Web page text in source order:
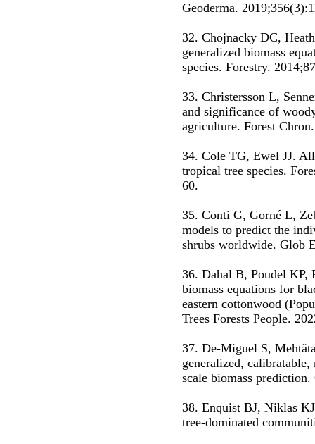
Geoderma.
32. Chojnacky DC,
generalized biomass
species. Forestry.
33. Christersson L,
and significance of
agriculture. Forest
34. Cole TG, Ewel JJ.
tropical tree species.
60.
35. Conti G, Gorné L,
models to predict the
shrubs worldwide. Glob
36. Dahal B, Poudel KP,
biomass equations for
eastern cottonwood
Trees Forests People.
37. De-Miguel S,
generalized,
scale biomass
38. Enquist BJ, Niklas
tree-dominated